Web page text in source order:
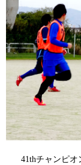
41thチャンピオ